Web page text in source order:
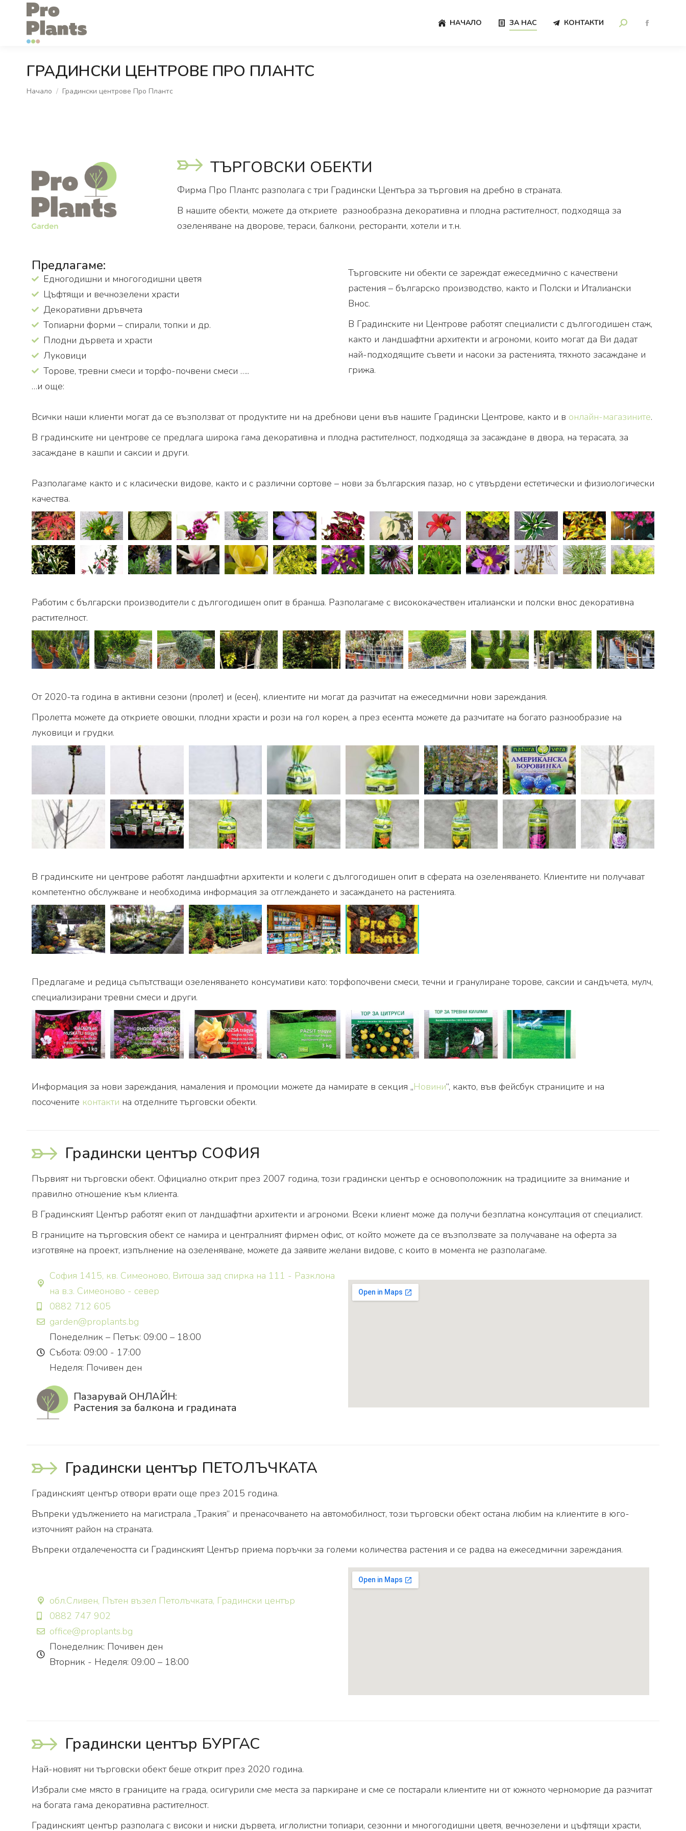
НАЧАЛО ЗА НАС КОНТАКТИ
ГРАДИНСКИ ЦЕНТРОВЕ ПРО ПЛАНТС
You are here:
Начало Градински центрове Про Плантс
ТЪРГОВСКИ ОБЕКТИ
Фирма Про Плантс разполага с три Градински Центъра за търговия на дребно в страната.
В нашите обекти, можете да откриете разнообразна декоративна и плодна растителност, подходяща за
озеленяване на дворове, тераси, балкони, ресторанти, хотели и т.н.
Предлагаме:
Едногодишни и многогодишни цветя
Цъфтящи и вечнозелени храсти
Декоративни дръвчета
Топиарни форми – спирали, топки и др.
Плодни дървета и храсти
Луковици
Торове, тревни смеси и торфо-почвени смеси …..
…и още:
Търговските ни обекти се зареждат ежеседмично с качествени
растения – българско производство, както и Полски и Италиански
Внос.
В Градинските ни Центрове работят специалисти с дългогодишен стаж,
както и ландшафтни архитекти и агрономи, които могат да Ви дадат
най-подходящите съвети и насоки за растенията, тяхното засаждане и
грижа.
Всички наши клиенти могат да се възползват от продуктите ни на дребнови цени във нашите Градински Центрове, както и в онлайн-магазините.
В градинските ни центрове се предлага широка гама декоративна и плодна растителност, подходяща за засаждане в двора, на терасата, за
засаждане в кашпи и саксии и други.
Разполагаме както и с класически видове, както и с различни сортове – нови за българския пазар, но с утвърдени естетически и физиологически
качества.
Работим с български производители с дългогодишен опит в бранша. Разполагаме с висококачествен италиански и полски внос декоративна
растителност.
От 2020-та година в активни сезони (пролет) и (есен), клиентите ни могат да разчитат на ежеседмични нови зареждания.
Пролетта можете да откриете овошки, плодни храсти и рози на гол корен, а през есентта можете да разчитате на богато разнообразие на
луковици и грудки.
В градинските ни центрове работят ландшафтни архитекти и колеги с дългогодишен опит в сферата на озеленяването. Клиентите ни получават
компетентно обслужване и необходима информация за отглеждането и засаждането на растенията.
Предлагаме и редица съпътстващи озеленяването консумативи като: торфопочвени смеси, течни и гранулиране торове, саксии и сандъчета, мулч,
специализирани тревни смеси и други.
Информация за нови зареждания, намаления и промоции можете да намирате в секция „Новини“, както, във фейсбук страниците и на
посочените контакти на отделните търговски обекти.
Градински център СОФИЯ
Първият ни търговски обект. Официално открит през 2007 година, този градински център е основоположник на традициите за внимание и
правилно отношение към клиента.
В Градинският Център работят екип от ландшафтни архитекти и агрономи. Всеки клиент може да получи безплатна консултация от специалист.
В границите на търговския обект се намира и централният фирмен офис, от който можете да се възползвате за получаване на оферта за
изготвяне на проект, изпълнение на озеленяване, можете да заявите желани видове, с които в момента не разполагаме.
София 1415, кв. Симеоново, Витоша зад спирка на 111 - Разклона
на в.з. Симеоново - север
0882 712 605
garden@proplants.bg
Понеделник – Петък: 09:00 – 18:00
Събота: 09:00 - 17:00
Неделя: Почивен ден
Пазарувай ОНЛАЙН:
Растения за балкона и градината
Градински център ПЕТОЛЪЧКАТА
Градинският център отвори врати още през 2015 година.
Въпреки удължението на магистрала „Тракия“ и пренасочването на автомобилност, този търговски обект остана любим на клиентите в юго-
източният район на страната.
Въпреки отдалечеността си Градинският Център приема поръчки за големи количества растения и се радва на ежеседмични зареждания.
обл.Сливен, Пътен възел Петолъчката, Градински център
0882 747 902
office@proplants.bg
Понеделник: Почивен ден
Вторник - Неделя: 09:00 – 18:00
Градински център БУРГАС
Най-новият ни търговски обект беше открит през 2020 година.
Избрали сме място в границите на града, осигурили сме места за паркиране и сме се постарали клиентите ни от южното черноморие да разчитат
на богата гама декоративна растителност.
Градинският център разполага с високи и ниски дървета, иглолистни топиари, сезонни и многогодишни цветя, вечнозелени и цъфтящи храсти,